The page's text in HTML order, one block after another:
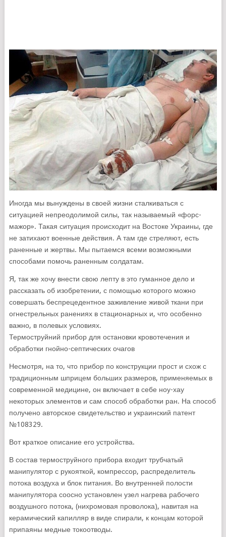
Иногда мы вынуждены в своей жизни сталкиваться с
ситуацией непреодолимой силы, так называемый «форс-
мажор». Такая ситуация происходит на Востоке Украины, где
не затихают военные действия. А там где стреляют, есть
раненные и жертвы. Мы пытаемся всеми возможными
способами помочь раненным солдатам.
Я, так же хочу внести свою лепту в это гуманное дело и
рассказать об изобретении, с помощью которого можно
совершать беспрецедентное заживление живой ткани при
огнестрельных ранениях в стационарных и, что особенно
важно, в полевых условиях.
Термоструйний прибор для остановки кровотечения и
обработки гнойно-септических очагов
Несмотря, на то, что прибор по конструкции прост и схож с
традиционным шприцем больших размеров, применяемых в
современной медицине, он включает в себе ноу-хау
некоторых элементов и сам способ обработки ран. На способ
получено авторское свидетельство и украинский патент
№108329.
Вот краткое описание его устройства.
В состав термоструйного прибора входит трубчатый
манипулятор с рукояткой, компрессор, распределитель
потока воздуха и блок питания. Во внутренней полости
манипулятора соосно установлен узел нагрева рабочего
воздушного потока, (нихромовая проволока), навитая на
керамический капилляр в виде спирали, к концам которой
припаяны медные токоотводы.